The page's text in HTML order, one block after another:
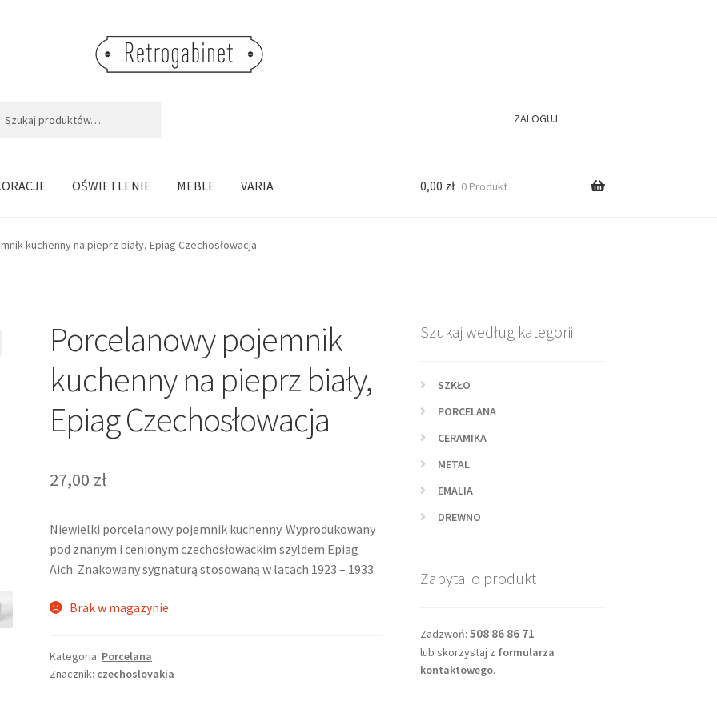
ZALOGUJ
OŚWIETLENIE MEBLE VARIA 0,00 zł 0 Produkt
kuchenny na pieprz biały, Epiag Czechosłowacja
Porcelanowy pojemnik
kuchenny na pieprz biały,
Epiag Czechosłowacja
27,00 zł
Niewielki porcelanowy pojemnik kuchenny. Wyprodukowany
pod znanym i cenionym czechosłowackim szyldem Epiag
Aich. Znakowany sygnaturą stosowaną w latach 1923 – 1933.
Brak w magazynie
Kategoria: Porcelana
Znacznik: czechoslovakia
Szukaj według kategorii
SZKŁO
PORCELANA
CERAMIKA
METAL
EMALIA
DREWNO
Zapytaj o produkt
Zadzwoń: 508 86 86 71
lub skorzystaj z formularza
kontaktowego.